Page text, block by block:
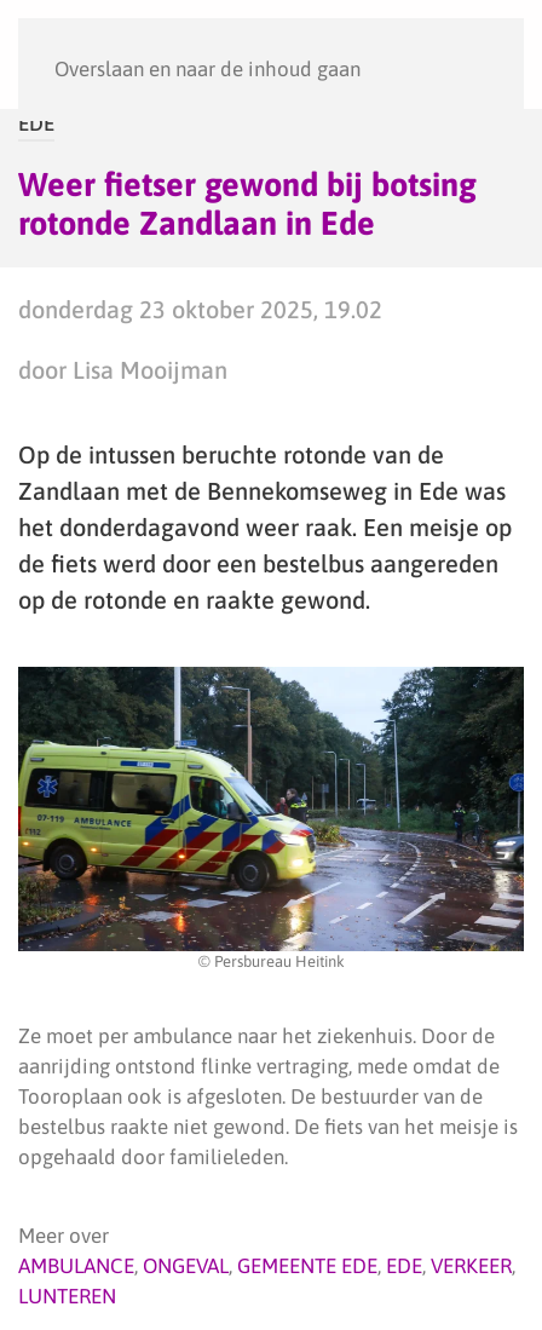
Overslaan en naar de inhoud gaan
EDE
Weer fietser gewond bij botsing
rotonde Zandlaan in Ede
donderdag 23 oktober 2025, 19.02
door Lisa Mooijman
Op de intussen beruchte rotonde van de
Zandlaan met de Bennekomseweg in Ede was
het donderdagavond weer raak. Een meisje op
de fiets werd door een bestelbus aangereden
op de rotonde en raakte gewond.
© Persbureau Heitink
Ze moet per ambulance naar het ziekenhuis. Door de
aanrijding ontstond flinke vertraging, mede omdat de
Tooroplaan ook is afgesloten. De bestuurder van de
bestelbus raakte niet gewond. De fiets van het meisje is
opgehaald door familieleden.
Meer over
AMBULANCE, ONGEVAL, GEMEENTE EDE, EDE, VERKEER,
LUNTEREN